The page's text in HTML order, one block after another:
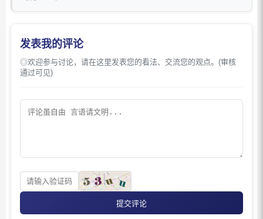
发表我的评论
◎欢迎参与讨论，请在这里发表您的看法、交流您的观点。(审核
通过可见)
提交评论